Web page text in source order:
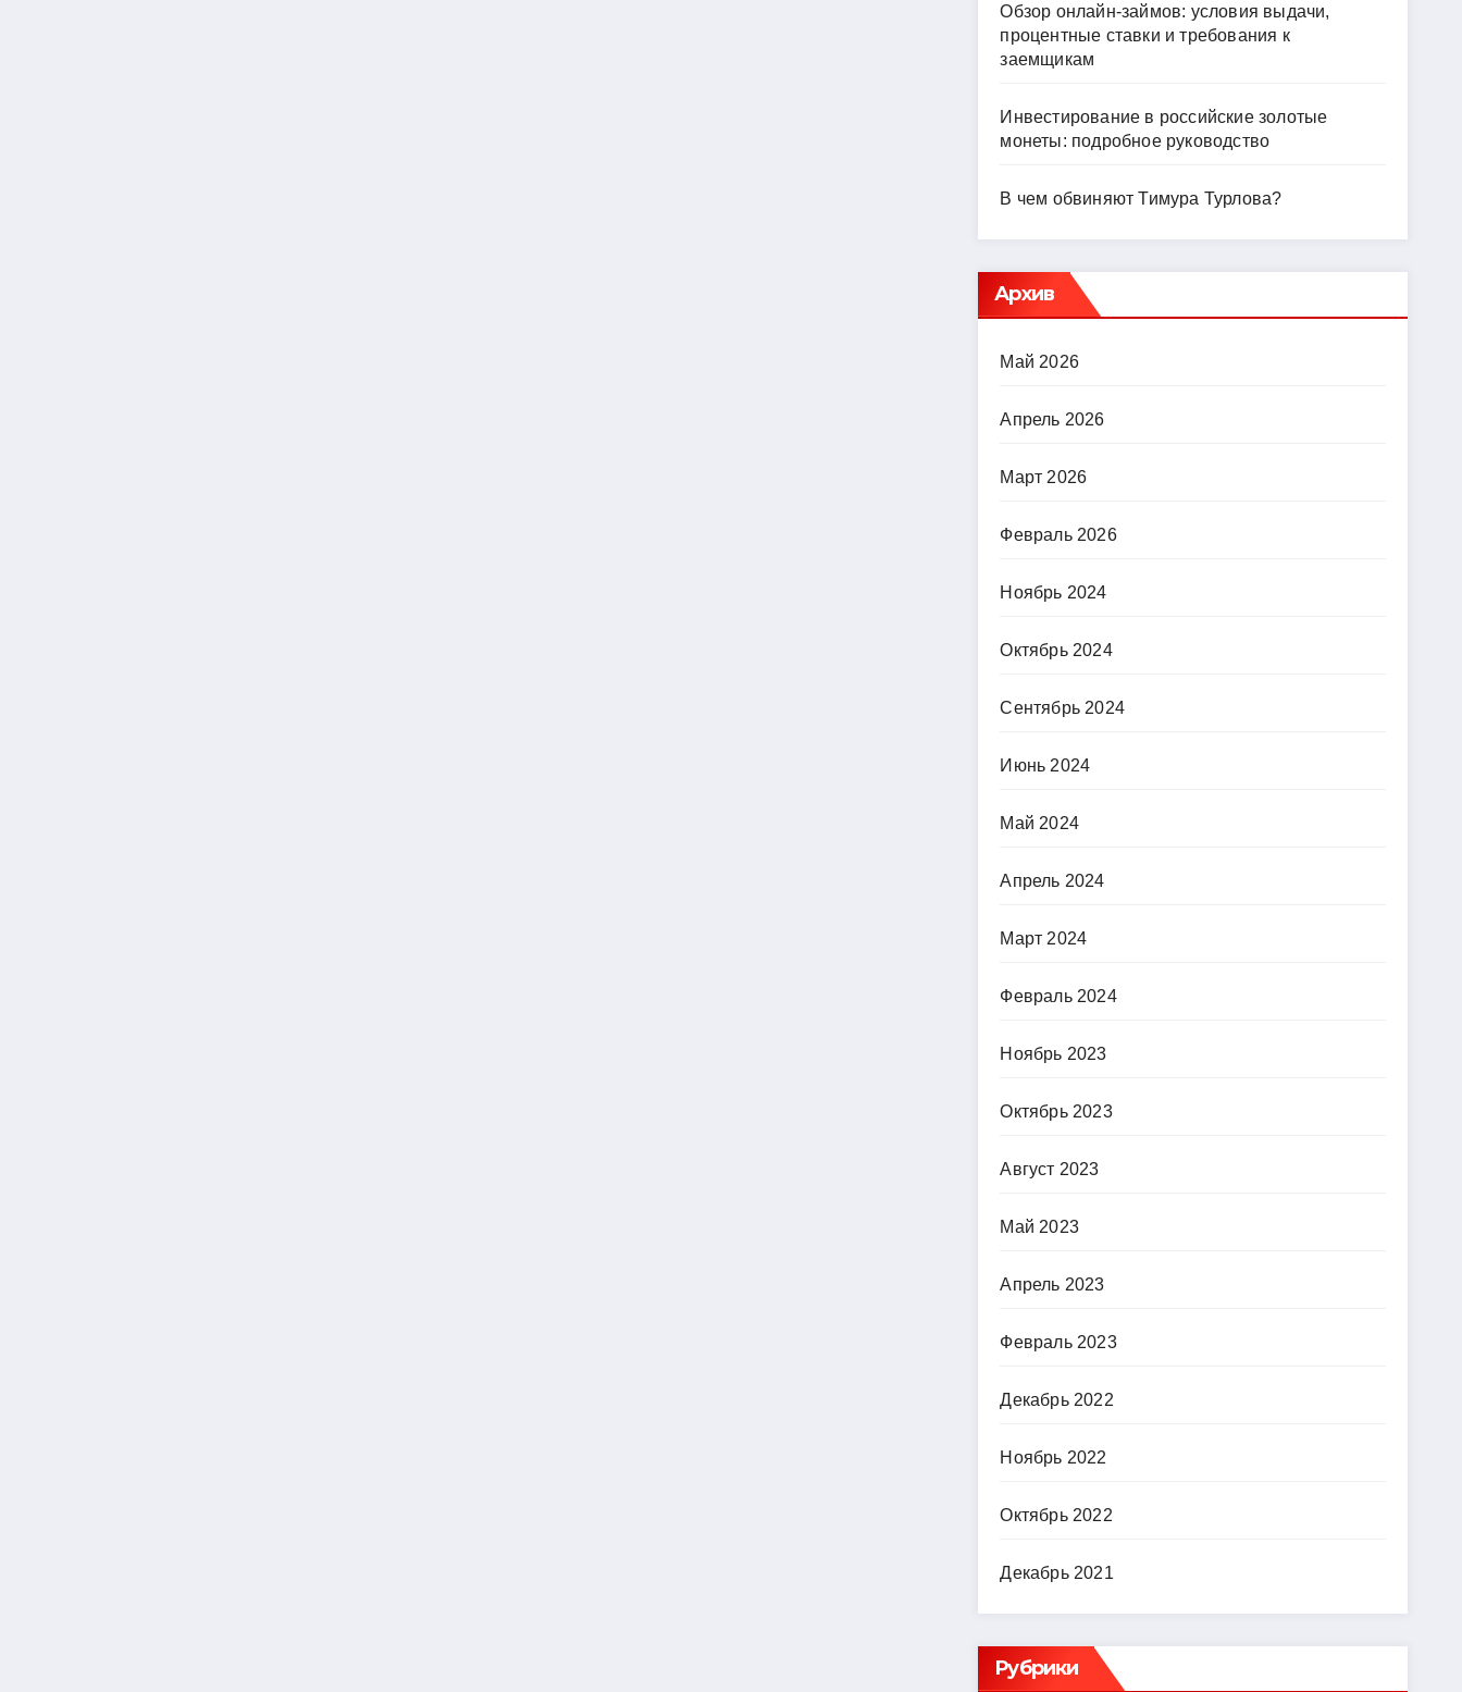
Обзор онлайн-займов: условия выдачи,
процентные ставки и требования к
заемщикам
Инвестирование в российские золотые
монеты: подробное руководство
В чем обвиняют Тимура Турлова?
Архив
Май 2026
Апрель 2026
Март 2026
Февраль 2026
Ноябрь 2024
Октябрь 2024
Сентябрь 2024
Июнь 2024
Май 2024
Апрель 2024
Март 2024
Февраль 2024
Ноябрь 2023
Октябрь 2023
Август 2023
Май 2023
Апрель 2023
Февраль 2023
Декабрь 2022
Ноябрь 2022
Октябрь 2022
Декабрь 2021
Рубрики